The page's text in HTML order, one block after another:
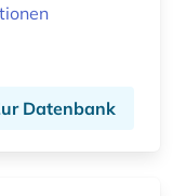
Datenbank